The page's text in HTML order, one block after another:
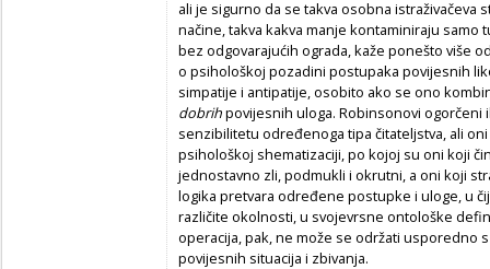
ali je sigurno da se takva osobna istraživačeva
načine, takva kakva manje kontaminiraju samo
bez odgovarajućih ograda, kaže ponešto više
o psihološkoj pozadini postupaka povijesnih
simpatije i antipatije, osobito ako se ono
dobrihpovijesnih uloga. Robinsonovi ogorčeni
senzibilitetu određenoga tipa čitateljstva, ali
psihološkoj shematizaciji, po kojoj su oni koji
jednostavno zli, podmukli i okrutni, a oni koji
logika pretvara određene postupke i uloge, u
različite okolnosti, u svojevrsne ontološke
operacija, pak, ne može se održati usporedno
povijesnih situacija i zbivanja.